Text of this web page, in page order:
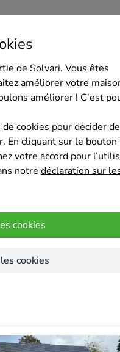
de Solvari. Vous êtes
améliorer votre
améliorer ! C'est
cookies pour décider de
En cliquant sur le bouton
votre accord pour
notre déclaration sur
cookies
cookies
Bassenge MJB Construct
de construction et
d’expérience
la gestion
à la
chaque client de
communication